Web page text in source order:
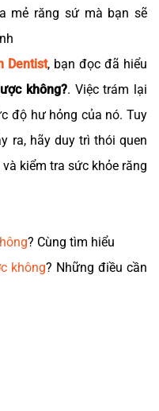
mẻ răng sứ mà bạn sẽ
Dentist, bạn đọc đã hiểu
không?. Việc trám lại
độ hư hỏng của nó. Tuy
ra, hãy duy trì thói quen
kiểm tra sức khỏe răng
? Cùng tìm hiểu
không? Những điều cần